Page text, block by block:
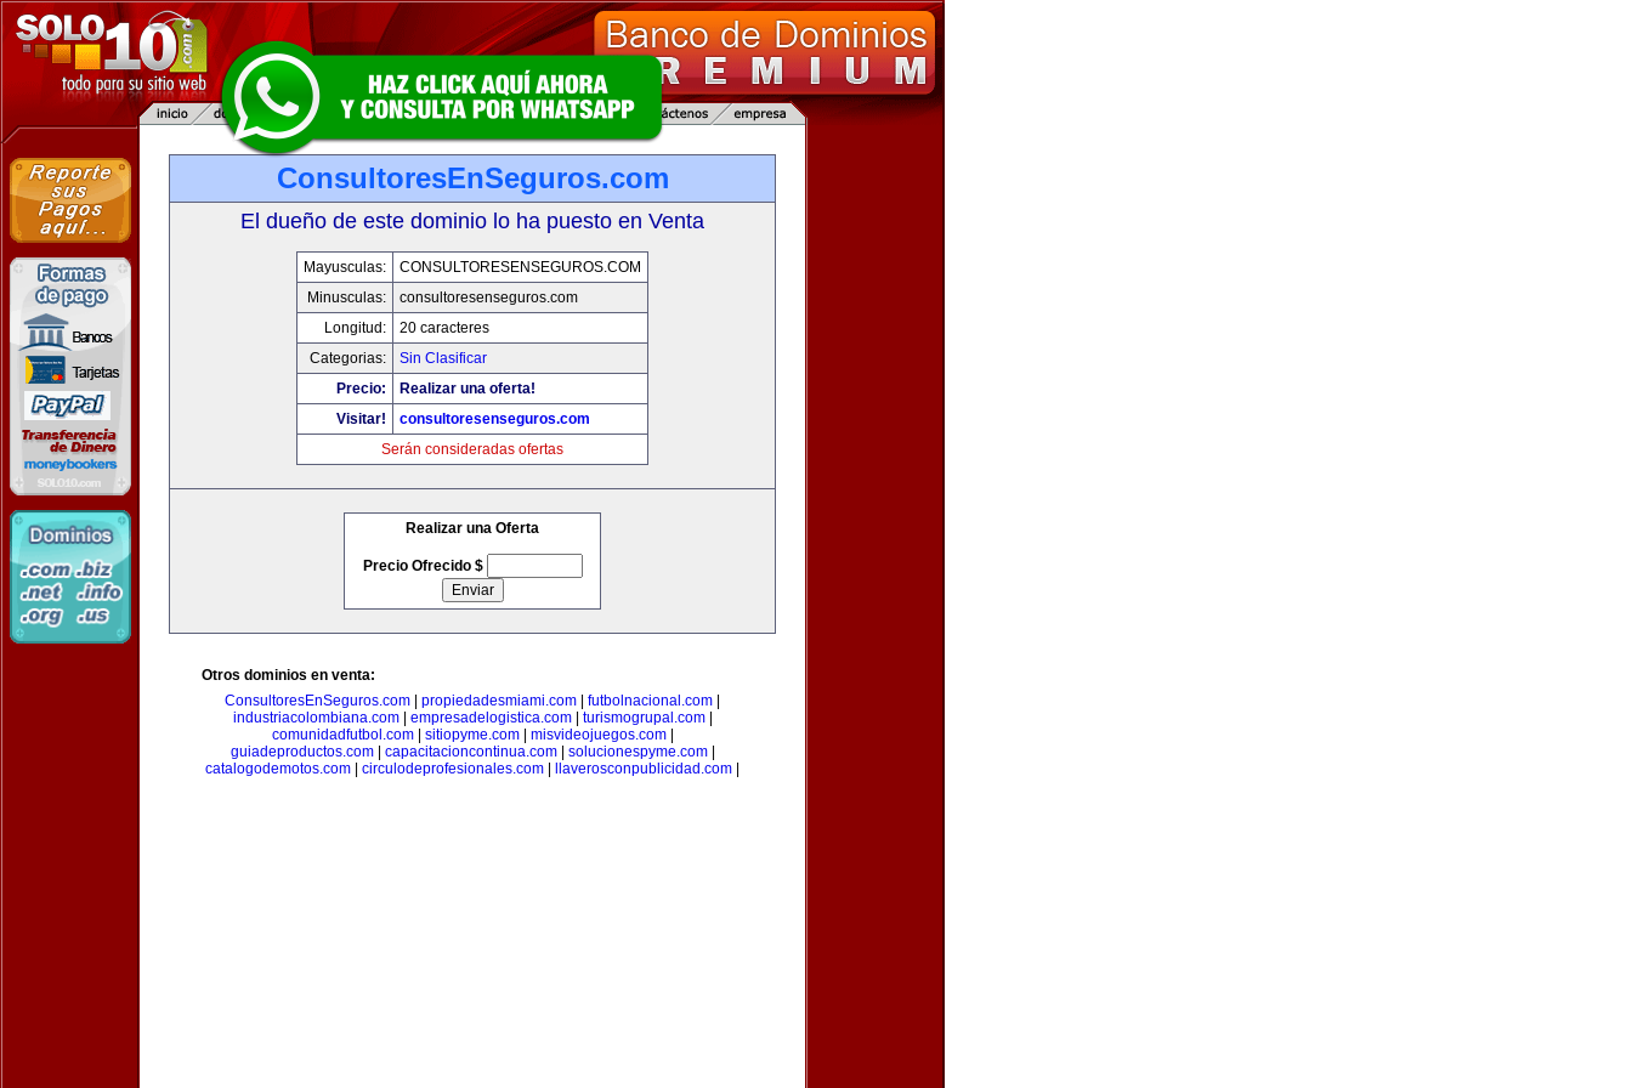
ConsultoresEnSeguros.com
El dueño de este dominio lo ha puesto en Venta
Mayusculas:
CONSULTORESENSEGUROS.COM
Minusculas:
consultoresenseguros.com
Longitud:
20 caracteres
Categorias:
Sin Clasificar
Precio:
Realizar una oferta!
Visitar!
consultoresenseguros.com
Serán consideradas ofertas
Realizar una Oferta
Precio Ofrecido $
Otros dominios en venta:
ConsultoresEnSeguros.com
propiedadesmiami.com futbolnacional.com
industriacolombiana.com| empresadelogistica.com| turismogrupal.com|
comunidadfutbol.com| sitiopyme.com| misvideojuegos.com|
guiadeproductos.com| capacitacioncontinua.com| solucionespyme.com|
catalogodemotos.com
circulodeprofesionales.com llaverosconpublicidad.com